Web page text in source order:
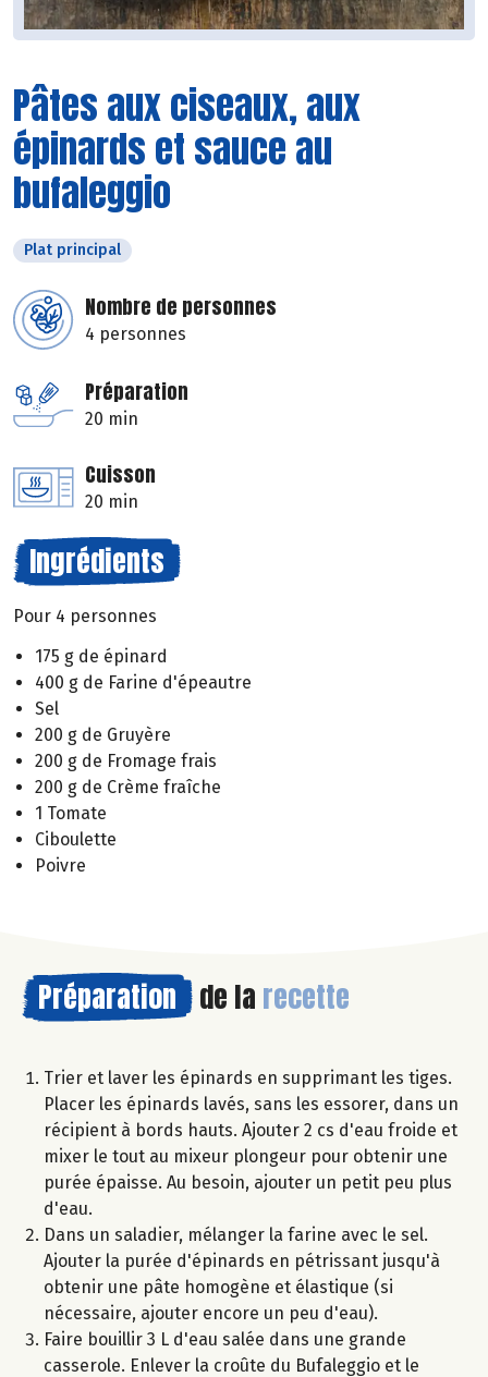
Pâtes aux ciseaux, aux
épinards et sauce au
bufaleggio
Plat principal
Nombre de personnes
4 personnes
Préparation
20 min
Cuisson
20 min
Ingrédients
Pour 4 personnes
175 g de épinard
400 g de Farine d'épeautre
Sel
200 g de Gruyère
200 g de Fromage frais
200 g de Crème fraîche
1 Tomate
Ciboulette
Poivre
Préparation de la recette
Trier et laver les épinards en supprimant les tiges.
Placer les épinards lavés, sans les essorer, dans un
récipient à bords hauts. Ajouter 2 cs d'eau froide et
mixer le tout au mixeur plongeur pour obtenir une
purée épaisse. Au besoin, ajouter un petit peu plus
d'eau.
Dans un saladier, mélanger la farine avec le sel.
Ajouter la purée d'épinards en pétrissant jusqu'à
obtenir une pâte homogène et élastique (si
nécessaire, ajouter encore un peu d'eau).
Faire bouillir 3 L d'eau salée dans une grande
casserole. Enlever la croûte du Bufaleggio et le